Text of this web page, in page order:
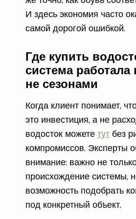
И здесь экономия часто
самой дорогой ошибкой.
Где купить
система работала
не сезонами
Когда клиент понимает,
это инвестиция, а не
водосток можете тут без
компромиссов. Эксперты
внимание: важно не
происхождение системы,
возможность подобрать
под конкретный объект.